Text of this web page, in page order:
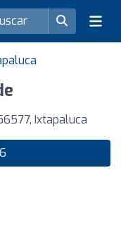
Ixtapaluca